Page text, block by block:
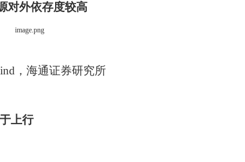
对外依存度较高
ind ，海通证券研究所
上行